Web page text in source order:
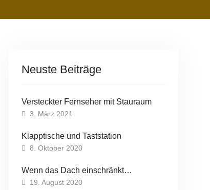
Neuste Beiträge
Versteckter Fernseher mit Stauraum
3. März 2021
Klapptische und Taststation
8. Oktober 2020
Wenn das Dach einschränkt…
19. August 2020